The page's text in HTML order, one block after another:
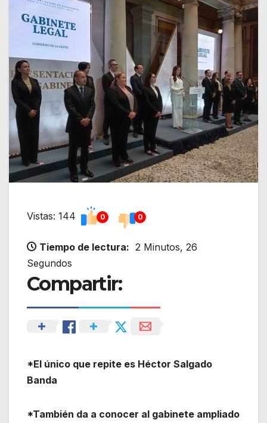
Vistas: 144 0 0
Tiempo de lectura: 2 Minutos, 26
Segundos
Compartir:
*El único que repite es Héctor Salgado
Banda
*También da a conocer al gabinete ampliado